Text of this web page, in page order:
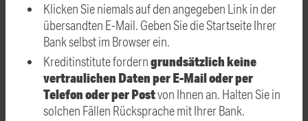
Klicken Sie niemals auf den angegeben Link in der
übersandten E-Mail. Geben Sie die Startseite Ihrer
Bank selbst im Browser ein.
Kreditinstitute forderngrundsätzlich keine
vertraulichen Daten per E-Mail oder per
Telefon oder per Postvon Ihnen an. Halten Sie in
solchen Fällen Rücksprache mit Ihrer Bank.